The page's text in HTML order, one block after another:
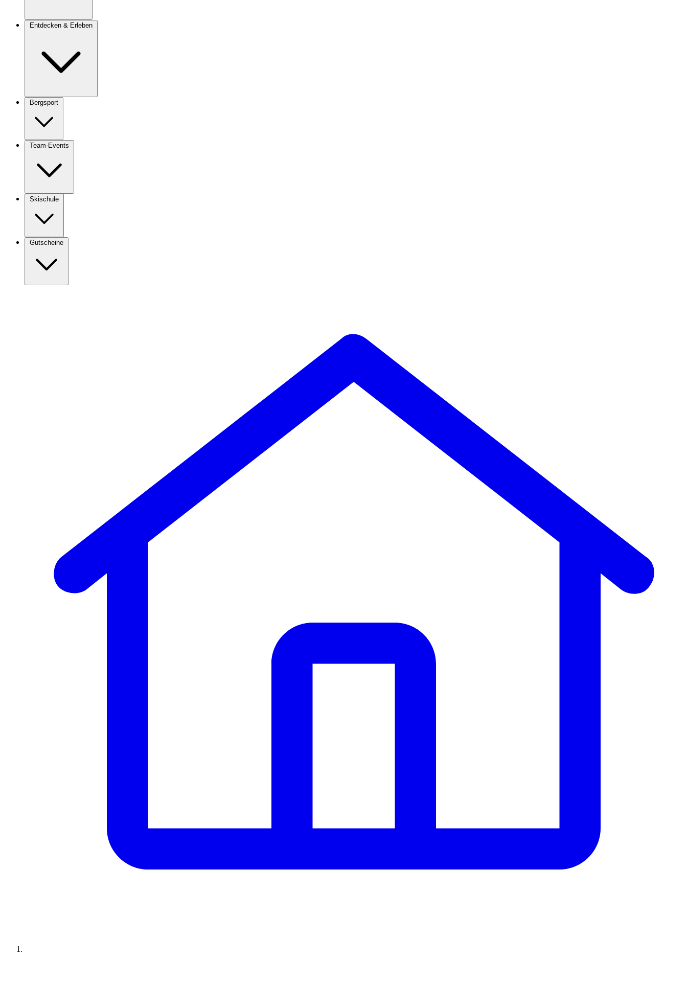
Entdecken & Erleben
Bergsport
Team-Events
Skischule
Gutscheine